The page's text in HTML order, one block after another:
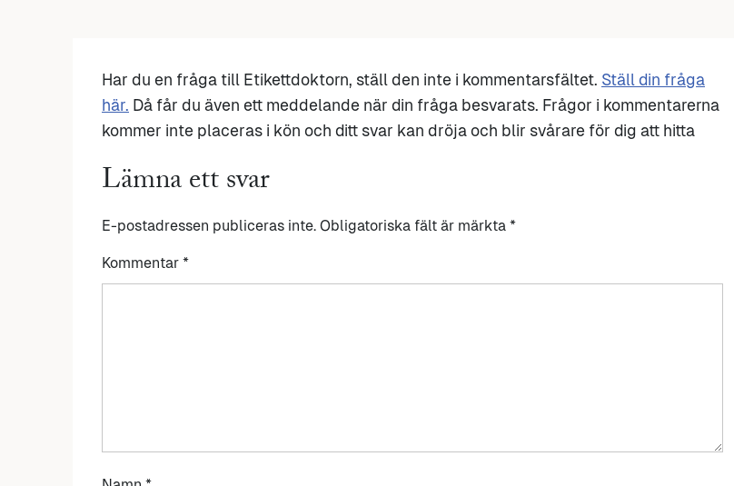
Har du en fråga till Etikettdoktorn, ställ den inte i kommentarsfältet. Ställ din fråga
här. Då får du även ett meddelande när din fråga besvarats. Frågor i kommentarerna
kommer inte placeras i kön och ditt svar kan dröja och blir svårare för dig att hitta
Lämna ett svar
E-postadressen publiceras inte. Obligatoriska fält är märkta *
Kommentar *